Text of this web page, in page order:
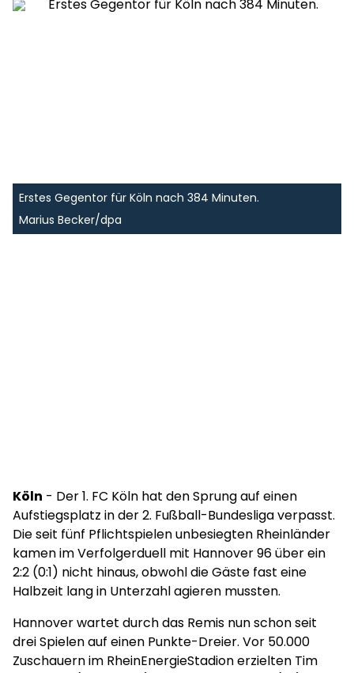
Erstes Gegentor für Köln nach 384 Minuten.
Marius Becker/dpa
Köln - Der 1. FC Köln hat den Sprung auf einen
Aufstiegsplatz in der 2. Fußball-Bundesliga verpasst.
Die seit fünf Pflichtspielen unbesiegten Rheinländer
kamen im Verfolgerduell mit Hannover 96 über ein
2:2 (0:1) nicht hinaus, obwohl die Gäste fast eine
Halbzeit lang in Unterzahl agieren mussten.
Hannover wartet durch das Remis nun schon seit
drei Spielen auf einen Punkte-Dreier. Vor 50.000
Zuschauern im RheinEnergieStadion erzielten Tim